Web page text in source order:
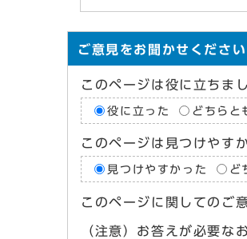
ご意見をお聞かせください
このページは役に立ちま
役に立った どちらと
このページは見つけやす
見つけやすかった ど
このページに関してのご
（注意）お答えが必要な